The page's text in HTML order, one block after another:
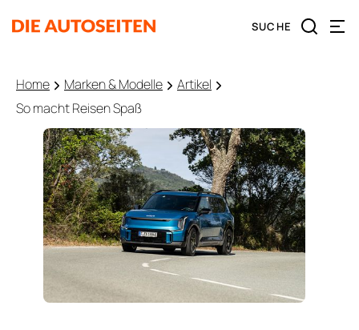
Home Marken & Modelle
Artikel
So macht Reisen Spaß